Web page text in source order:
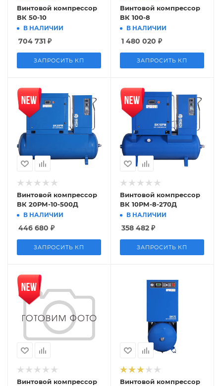
Винтовой компрессор
ВК 50-10
В НАЛИЧИИ
704 731 ₽
ЗАПРОСИТЬ КП
Винтовой компрессор
ВК 100-8
В НАЛИЧИИ
1 480 020 ₽
ЗАПРОСИТЬ КП
Винтовой компрессор
ВК 20РМ-10-500Д
В НАЛИЧИИ
446 680 ₽
ЗАПРОСИТЬ КП
Винтовой компрессор
ВК 10РМ-8-270Д
В НАЛИЧИИ
358 482 ₽
ЗАПРОСИТЬ КП
Винтовой компрессор Винтовой компрессор